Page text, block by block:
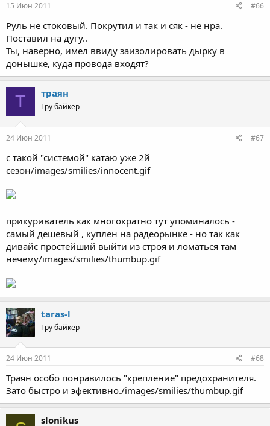
15 Июн 2011 #66
Руль не стоковый. Покрутил и так и сяк - не нра.
Поставил на дугу..
Ты, наверно, имел ввиду заизолировать дырку в
донышке, куда провода входят?
Т траян
Тру байкер
24 Июн 2011 #67
с такой "системой" катаю уже 2й
сезон/images/smilies/innocent.gif
прикуриватель как многократно тут упоминалось -
самый дешевый , куплен на радеорынке - но так как
дивайс простейший выйти из строя и ломаться там
нечему/images/smilies/thumbup.gif
taras-l
Тру байкер
24 Июн 2011 #68
Траян особо понравилось "крепление" предохранителя.
Зато быстро и эфективно./images/smilies/thumbup.gif
slonikus